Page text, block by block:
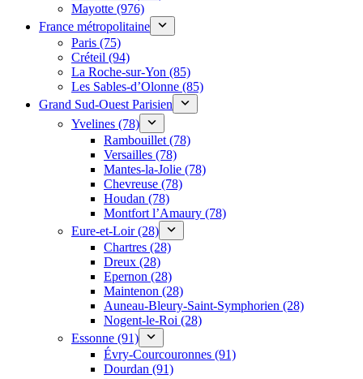
Mayotte (976)
France métropolitaine
Paris (75)
Créteil (94)
La Roche-sur-Yon (85)
Les Sables-d’Olonne (85)
Grand Sud-Ouest Parisien
Yvelines (78)
Rambouillet (78)
Versailles (78)
Mantes-la-Jolie (78)
Chevreuse (78)
Houdan (78)
Montfort l’Amaury (78)
Eure-et-Loir (28)
Chartres (28)
Dreux (28)
Epernon (28)
Maintenon (28)
Auneau-Bleury-Saint-Symphorien (28)
Nogent-le-Roi (28)
Essonne (91)
Évry-Courcouronnes (91)
Dourdan (91)